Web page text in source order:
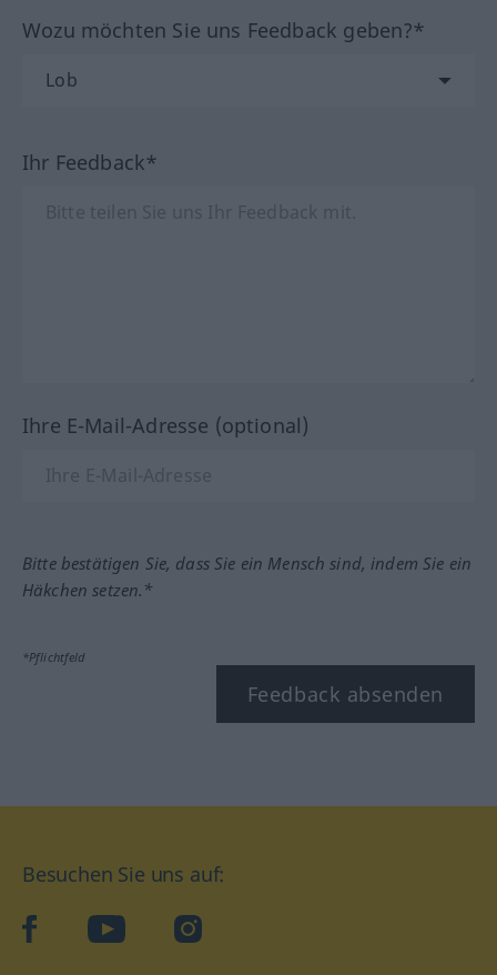
Wozu möchten Sie uns Feedback geben?*
Ihr Feedback*
Ihre E-Mail-Adresse (optional)
Bitte bestätigen Sie, dass Sie ein Mensch sind, indem Sie ein
Häkchen setzen.*
*Pflichtfeld
Feedback absenden
Besuchen Sie uns auf:
facebookYouTube Instagram